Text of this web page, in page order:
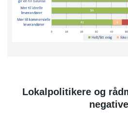
Lokalpolitikere og
negative